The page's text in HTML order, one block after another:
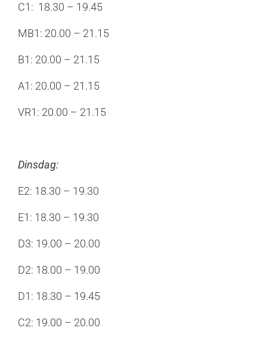
C1: 18.30 – 19.45
MB1: 20.00 – 21.15
B1: 20.00 – 21.15
A1: 20.00 – 21.15
VR1: 20.00 – 21.15
Dinsdag:
E2: 18.30 – 19.30
E1: 18.30 – 19.30
D3: 19.00 – 20.00
D2: 18.00 – 19.00
D1: 18.30 – 19.45
C2: 19.00 – 20.00